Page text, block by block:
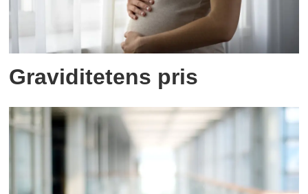
Graviditetens pris